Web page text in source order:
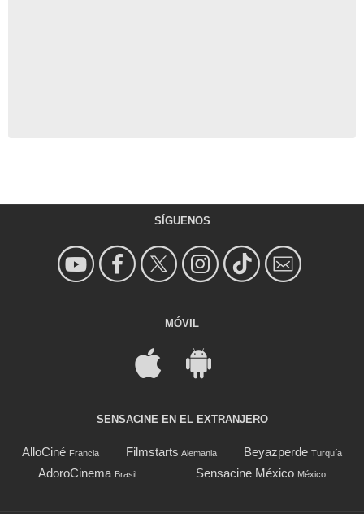
SÍGUENOS
MÓVIL
SENSACINE EN EL EXTRANJERO
AlloCiné Francia Filmstarts Alemania Beyazperde Turquía
AdoroCinema Brasil Sensacine México México